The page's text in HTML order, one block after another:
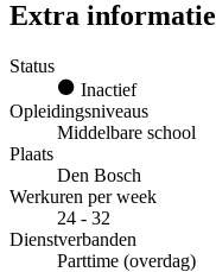
Extra informatie
Status
Inactief
Opleidingsniveaus
Middelbare school
Plaats
Den Bosch
Werkuren per week
24 - 32
Dienstverbanden
Parttime (overdag)